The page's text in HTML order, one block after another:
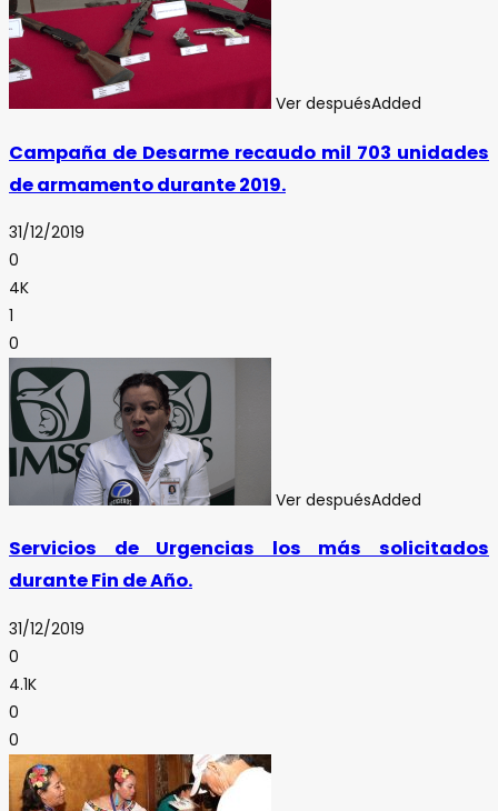
Ver despuésAdded
Campaña de Desarme recaudo mil 703 unidades
de armamento durante 2019.
31/12/2019
0
4K
1
0
Ver despuésAdded
Servicios de Urgencias los más solicitados
durante Fin de Año.
31/12/2019
0
4.1K
0
0